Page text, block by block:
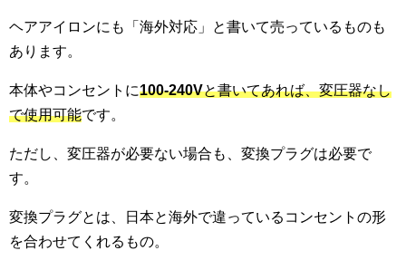
ヘアアイロンにも「海外対応」と書いて売っているものも
あります。
本体やコンセントに100-240Vと書いてあれば、変圧器なし
で使用可能です。
ただし、変圧器が必要ない場合も、変換プラグは必要で
す。
変換プラグとは、日本と海外で違っているコンセントの形
を合わせてくれるもの。